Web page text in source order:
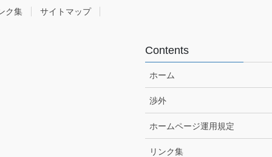
ク集 サイトマップ
Contents
ホーム
渉外
ホームページ運用規定
リンク集